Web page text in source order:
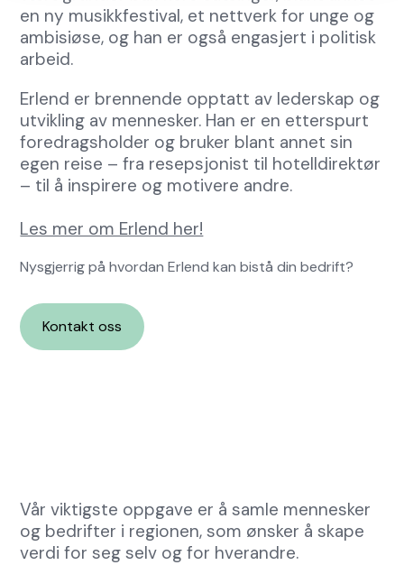
en ny musikkfestival, et nettverk for unge og
ambisiøse, og han er også engasjert i politisk
arbeid.
Erlend er brennende opptatt av lederskap og
utvikling av mennesker. Han er en etterspurt
foredragsholder og bruker blant annet sin
egen reise – fra resepsjonist til hotelldirektør
– til å inspirere og motivere andre.
Les mer om Erlend her!
Nysgjerrig på hvordan Erlend kan bistå din bedrift?
Kontakt oss
Vår viktigste oppgave er å samle mennesker
og bedrifter i regionen, som ønsker å skape
verdi for seg selv og for hverandre.